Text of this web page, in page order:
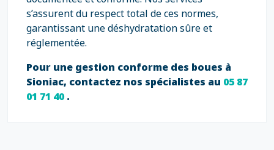
s’assurent du respect total de ces normes,
garantissant une déshydratation sûre et
réglementée.
Pour une gestion conforme des boues à
Sioniac, contactez nos spécialistes au 05 87
01 71 40.